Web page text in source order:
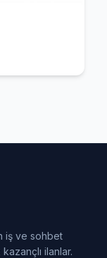
iş ve sohbet
ilanlar.